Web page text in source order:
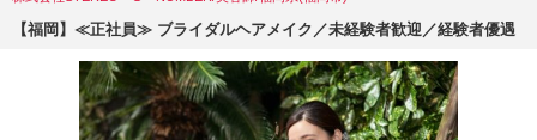
【福岡】≪正社員≫ ブライダルヘアメイク／未経験者歓迎／経験者優遇